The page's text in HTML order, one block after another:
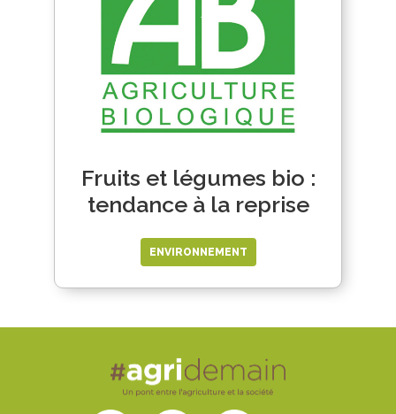
Fruits et légumes bio :
tendance à la reprise
ENVIRONNEMENT